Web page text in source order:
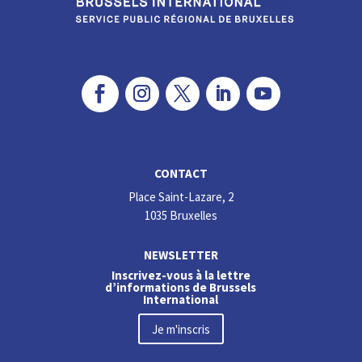
CONTACT
Place Saint-Lazare, 2
1035 Bruxelles
NEWSLETTER
Inscrivez-vous à la lettre
d’informations de Brussels
International
Je m'inscris